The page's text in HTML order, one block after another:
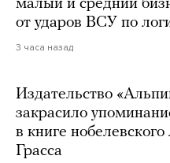
малый и средний
от ударов ВСУ по
3 часа назад
Издательство
закрасило
в книге
Грасса